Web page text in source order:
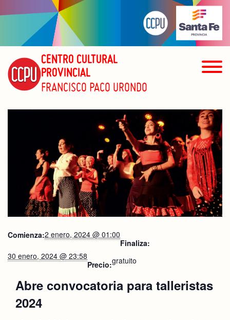
CENTRO CULTURAL
PROVINCIAL
FRANCISCO PACO URONDO
Comienza:2 enero, 2024 @ 01:00
Finaliza:
30 enero, 2024 @ 23:58
Precio:gratuito
Abre convocatoria para talleristas
2024